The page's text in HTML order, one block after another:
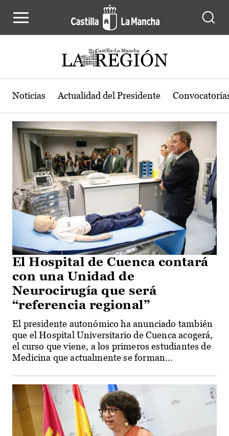
Actualidad de la región de Castilla-
Noticias Actualidad del Presidente
El Hospital de Cuenca contará
con una Unidad de
Neurocirugía que será
“referencia regional”
El presidente autonómico ha anunciado también
que el Hospital Universitario de Cuenca acogerá,
el curso que viene, a los primeros estudiantes de
Medicina que actualmente se forman...